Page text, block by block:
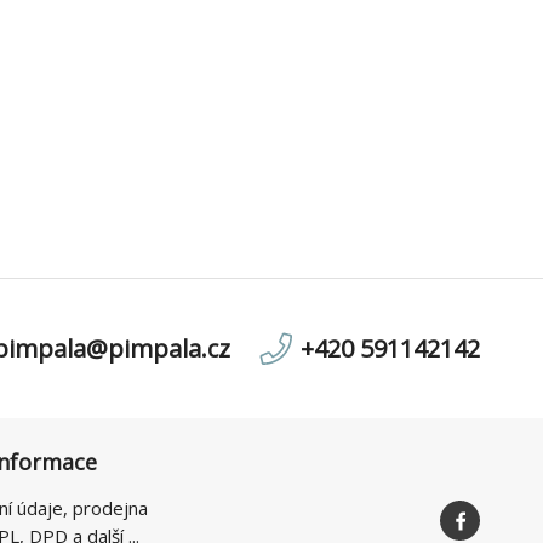
+420 591142142
údaje, prodejna
DPD a další ...